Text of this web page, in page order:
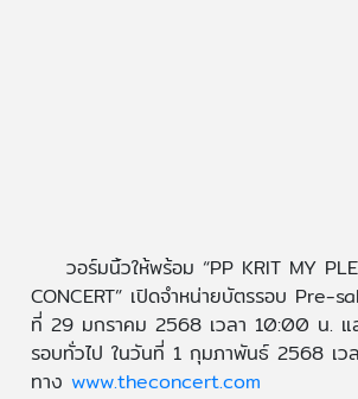
วอร์มนิ้วให้พร้อม “PP KRIT MY
CONCERT” เปิดจำหน่ายบัตรรอบ Pre-
ที่ 29 มกราคม 2568 เวลา 10:00 น. แล
รอบทั่วไป ในวันที่ 1 กุมภาพันธ์ 2568 เ
ทาง www.theconcert.com